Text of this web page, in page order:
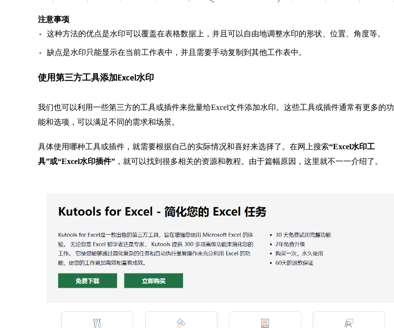
注意事项
这种方法的优点是水印可以覆盖在表格数据上，并且可以自由地调整水印的形状、位置、角度等。
缺点是水印只能显示在当前工作表中，并且需要手动复制到其他工作表中。
使用第三方工具添加Excel水印
我们也可以利用一些第三方的工具或插件来批量给Excel文件添加水印。这些工具或插件通常有更多的功
能和选项，可以满足不同的需求和场景。
具体使用哪种工具或插件，就需要根据自己的实际情况和喜好来选择了。在网上搜索“Excel水印工
具”或“Excel水印插件” ，就可以找到很多相关的资源和教程。由于篇幅原因，这里就不一一介绍了。